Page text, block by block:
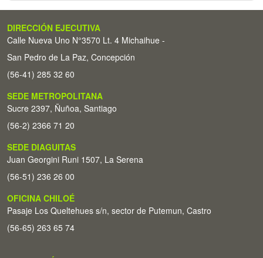
DIRECCIÓN EJECUTIVA
Calle Nueva Uno N°3570 Lt. 4 Michaihue -
San Pedro de La Paz, Concepción
(56-41) 285 32 60
SEDE METROPOLITANA
Sucre 2397, Ñuñoa, Santiago
(56-2) 2366 71 20
SEDE DIAGUITAS
Juan Georgini Runi 1507, La Serena
(56-51) 236 26 00
OFICINA CHILOÉ
Pasaje Los Queltehues s/n, sector de Putemun, Castro
(56-65) 263 65 74